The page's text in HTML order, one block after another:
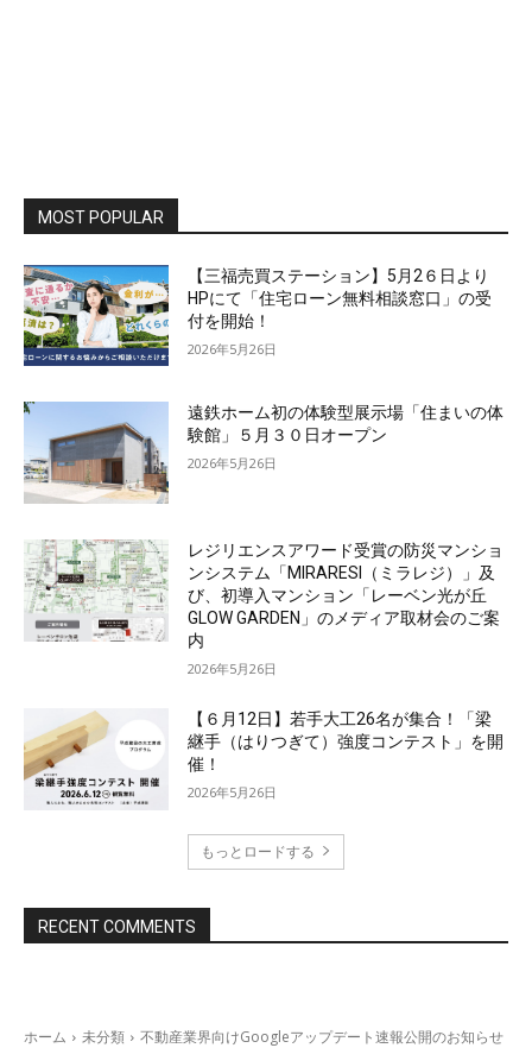
MOST POPULAR
【三福売買ステーション】5月2６日より
HPにて「住宅ローン無料相談窓口」の受
付を開始！
2026年5月26日
遠鉄ホーム初の体験型展示場「住まいの体
験館」５月３０日オープン
2026年5月26日
レジリエンスアワード受賞の防災マンショ
ンシステム「MIRARESI（ミラレジ）」及
び、初導入マンション「レーベン光が丘
GLOW GARDEN」のメディア取材会のご案
内
2026年5月26日
【６月12日】若手大工26名が集合！「梁
継手（はりつぎて）強度コンテスト」を開
催！
2026年5月26日
もっとロードする
RECENT COMMENTS